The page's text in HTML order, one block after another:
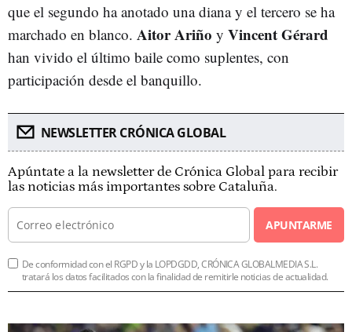
que el segundo ha anotado una diana y el tercero se ha
marchado en blanco. Aitor Ariño y Vincent Gérard
han vivido el último baile como suplentes, con
participación desde el banquillo.
NEWSLETTER CRÓNICA GLOBAL
Apúntate a la newsletter de Crónica Global para recibir
las noticias más importantes sobre Cataluña.
APUNTARME
De conformidad con el RGPD y la LOPDGDD, CRÓNICA GLOBALMEDIA S.L.
tratará los datos facilitados con la finalidad de remitirle noticias de actualidad.